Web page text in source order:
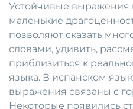
Устойчивые выражения
маленькие
позволяют сказать
словами, удивить,
приблизиться к
языка. В испанском
выражения связаны с
Некоторые появились